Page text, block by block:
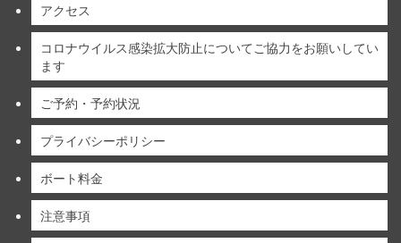
アクセス
コロナウイルス感染拡大防止についてご協力をお願いしてい
ます
ご予約・予約状況
プライバシーポリシー
ボート料金
注意事項